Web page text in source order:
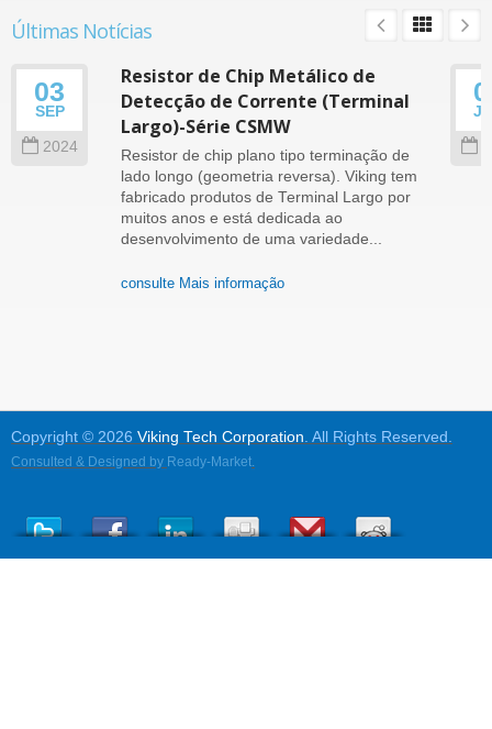
Últimas Notícias
03
SEP
2024
Resistor de Chip Metálico de
Detecção de Corrente (Terminal
Largo)-Série CSMW
Resistor de chip plano tipo terminação de
lado longo (geometria reversa). Viking tem
fabricado produtos de Terminal Largo por
muitos anos e está dedicada ao
desenvolvimento de uma variedade...
consulte Mais informação
Copyright © 2026 Viking Tech Corporation. All Rights Reserved.
Consulted & Designed by Ready-Market.